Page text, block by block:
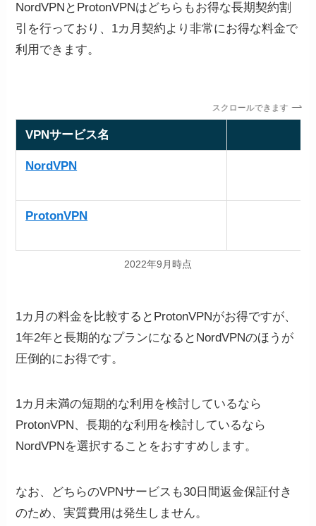
NordVPNとProtonVPNはどちらもお得な長期契約割
引を行っており、1カ月契約より非常にお得な料金で
利用できます。
スクロールできます
VPNサービス名
NordVPN
ProtonVPN
2022年9月時点
1カ月の料金を比較するとProtonVPNがお得ですが、
1年2年と長期的なプランになるとNordVPNのほうが
圧倒的にお得です。
1カ月未満の短期的な利用を検討しているなら
ProtonVPN、長期的な利用を検討しているなら
NordVPNを選択することをおすすめします。
なお、どちらのVPNサービスも30日間返金保証付き
のため、実質費用は発生しません。